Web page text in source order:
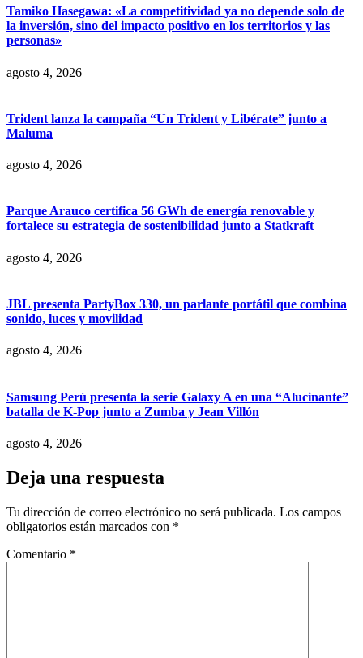
Tamiko Hasegawa: «La competitividad ya no depende solo de
la inversión, sino del impacto positivo en los territorios y las
personas»
agosto 4, 2026
Trident lanza la campaña “Un Trident y Libérate” junto a
Maluma
agosto 4, 2026
Parque Arauco certifica 56 GWh de energía renovable y
fortalece su estrategia de sostenibilidad junto a Statkraft
agosto 4, 2026
JBL presenta PartyBox 330, un parlante portátil que combina
sonido, luces y movilidad
agosto 4, 2026
Samsung Perú presenta la serie Galaxy A en una “Alucinante”
batalla de K-Pop junto a Zumba y Jean Villón
agosto 4, 2026
Deja una respuesta
Tu dirección de correo electrónico no será publicada. Los campos
obligatorios están marcados con *
Comentario *